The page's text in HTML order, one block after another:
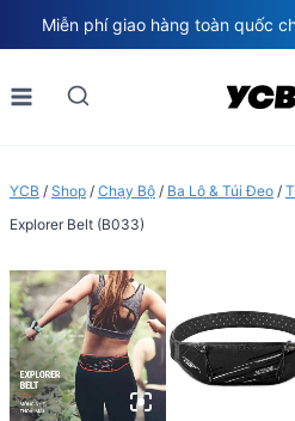
to
content
Miễn phí giao hàng toàn quốc
YCB / Shop / Chạy Bộ / Ba Lô & Túi Đeo /
Explorer Belt (B033)